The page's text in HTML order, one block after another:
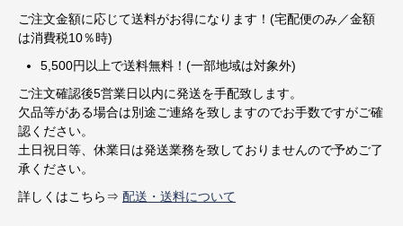
ご注文金額に応じて送料がお得になります！(宅配便のみ／金額
は消費税10％時)
5,500円以上で送料無料！(一部地域は対象外)
ご注文確認後5営業日以内に発送を手配致します。
欠品等がある場合は別途ご連絡を致しますのでお手数ですがご確
認ください。
土日祝日等、休業日は発送業務を致しておりませんので予めご了
承ください。
詳しくはこちら⇒ 配送・送料について